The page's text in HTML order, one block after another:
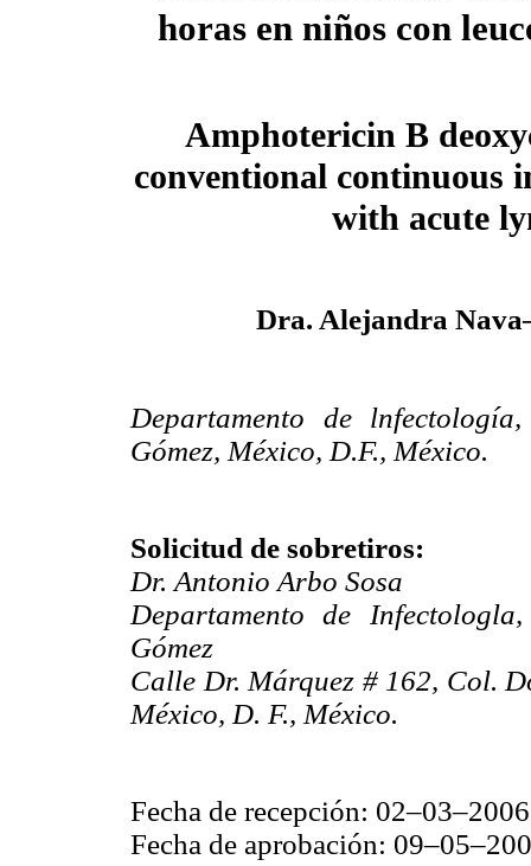
horas en niños con
Amphotericin B
conventional continuous
with acute
Dra. Alejandra
Departamento de
Gómez, México, D.F., México.
Solicitud de sobretiros:
Dr. Antonio Arbo Sosa
Departamento de
Gómez
Calle Dr. Márquez # 162, Col.
México, D. F., México.
Fecha de recepción: 02–03–2006
Fecha de aprobación: